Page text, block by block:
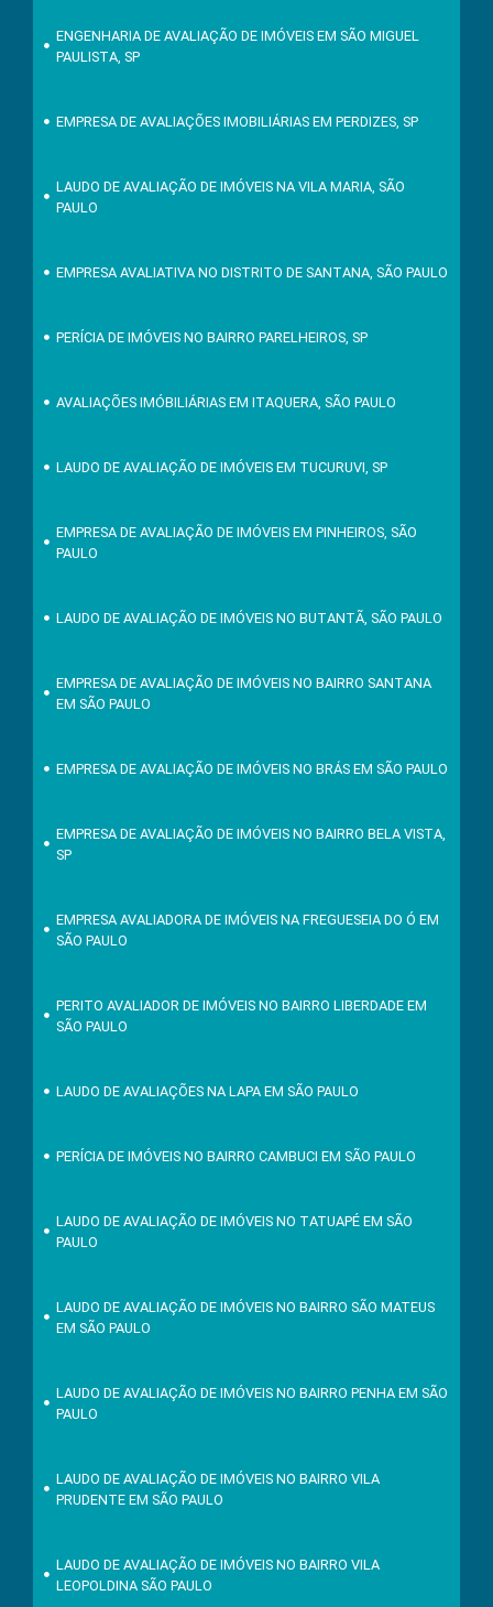
ENGENHARIA DE AVALIAÇÃO DE IMÓVEIS EM SÃO MIGUEL
PAULISTA, SP
EMPRESA DE AVALIAÇÕES IMOBILIÁRIAS EM PERDIZES, SP
LAUDO DE AVALIAÇÃO DE IMÓVEIS NA VILA MARIA, SÃO
PAULO
EMPRESA AVALIATIVA NO DISTRITO DE SANTANA, SÃO PAULO
PERÍCIA DE IMÓVEIS NO BAIRRO PARELHEIROS, SP
AVALIAÇÕES IMÓBILIÁRIAS EM ITAQUERA, SÃO PAULO
LAUDO DE AVALIAÇÃO DE IMÓVEIS EM TUCURUVI, SP
EMPRESA DE AVALIAÇÃO DE IMÓVEIS EM PINHEIROS, SÃO
PAULO
LAUDO DE AVALIAÇÃO DE IMÓVEIS NO BUTANTÃ, SÃO PAULO
EMPRESA DE AVALIAÇÃO DE IMÓVEIS NO BAIRRO SANTANA
EM SÃO PAULO
EMPRESA DE AVALIAÇÃO DE IMÓVEIS NO BRÁS EM SÃO PAULO
EMPRESA DE AVALIAÇÃO DE IMÓVEIS NO BAIRRO BELA VISTA,
SP
EMPRESA AVALIADORA DE IMÓVEIS NA FREGUESEIA DO Ó EM
SÃO PAULO
PERITO AVALIADOR DE IMÓVEIS NO BAIRRO LIBERDADE EM
SÃO PAULO
LAUDO DE AVALIAÇÕES NA LAPA EM SÃO PAULO
PERÍCIA DE IMÓVEIS NO BAIRRO CAMBUCI EM SÃO PAULO
LAUDO DE AVALIAÇÃO DE IMÓVEIS NO TATUAPÉ EM SÃO
PAULO
LAUDO DE AVALIAÇÃO DE IMÓVEIS NO BAIRRO SÃO MATEUS
EM SÃO PAULO
LAUDO DE AVALIAÇÃO DE IMÓVEIS NO BAIRRO PENHA EM SÃO
PAULO
LAUDO DE AVALIAÇÃO DE IMÓVEIS NO BAIRRO VILA
PRUDENTE EM SÃO PAULO
LAUDO DE AVALIAÇÃO DE IMÓVEIS NO BAIRRO VILA
LEOPOLDINA SÃO PAULO